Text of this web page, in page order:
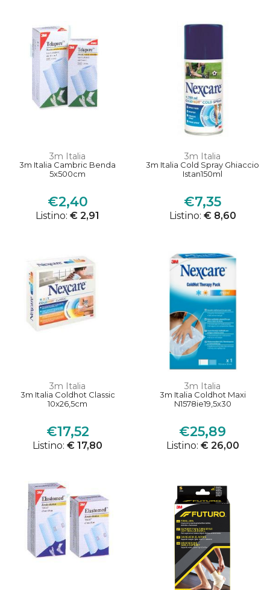
3m Italia
3m Italia Cambric Benda
5x500cm
€2,40
Listino: € 2,91
3m Italia
3m Italia Cold Spray Ghiaccio
Istan150ml
€7,35
Listino: € 8,60
3m Italia
3m Italia Coldhot Classic
10x26,5cm
€17,52
Listino: € 17,80
3m Italia
3m Italia Coldhot Maxi
N1578ie19,5x30
€25,89
Listino: € 26,00